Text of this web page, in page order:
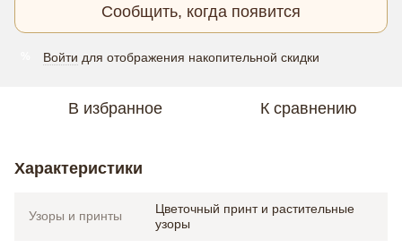
Сообщить, когда появится
Войти для отображения накопительной скидки
В избранное К сравнению
Характеристики
Узоры и принты
Цветочный принт и растительные
узоры